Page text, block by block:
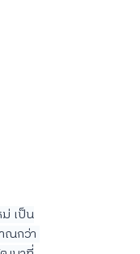
ม่ เป็น
ณกว่า